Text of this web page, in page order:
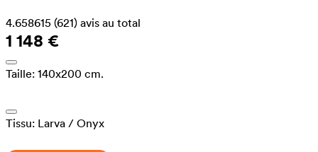
4.658615 (621) avis au total
1 148 €
Taille: 140x200 cm.
Tissu: Larva / Onyx